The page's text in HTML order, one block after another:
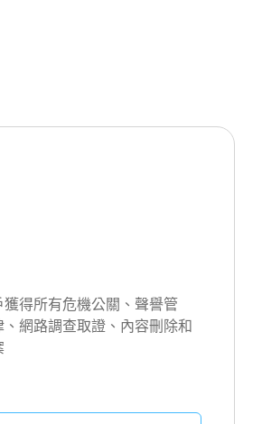
得所有危機公關、聲譽管
網路調查取證、內容刪除和